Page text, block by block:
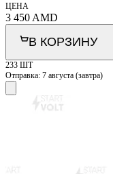
ЦЕНА
3 450 AMD
В КОРЗИНУ
233 ШТ
Отправка: 7 августа (завтра)